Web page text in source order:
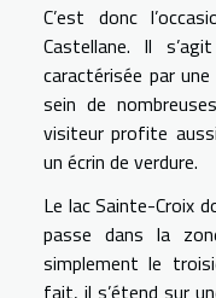
C’est donc
Castellane. Il
caractérisée par
sein de
visiteur profite
un écrin de verdure.
Le lac Sainte-Croix
passe dans la
simplement le
fait, il s’étend sur